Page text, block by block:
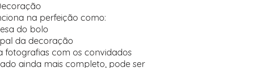
na perfeição como:
do bolo
da decoração
fotografias com os convidados
ainda mais completo, pode ser